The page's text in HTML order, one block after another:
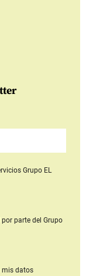
Grupo EL
por parte del Grupo
datos